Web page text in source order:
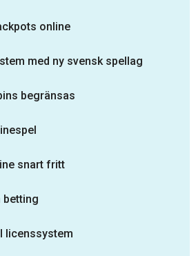
online
med ny svensk spellag
begränsas
snart fritt
betting
licenssystem